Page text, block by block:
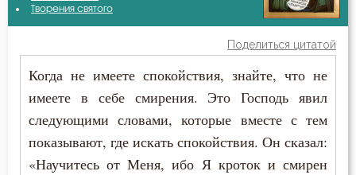
Благодарность
Ближний
Богатство
Амвросий Оптинский (Гренков)
Антоний Оптинский (Путилов)
Василий Великий
Игнатий Антиохийский
Игнатий Брянчанинов
Творения святого
Поделиться цитатой
Когда не имеете спокойствия, знайте, что не
имеете в себе смирения. Это Господь явил
следующими словами, которые вместе с тем
показывают, где искать спокойствия. Он сказал:
«Научитесь от Меня, ибо Я кроток и смирен